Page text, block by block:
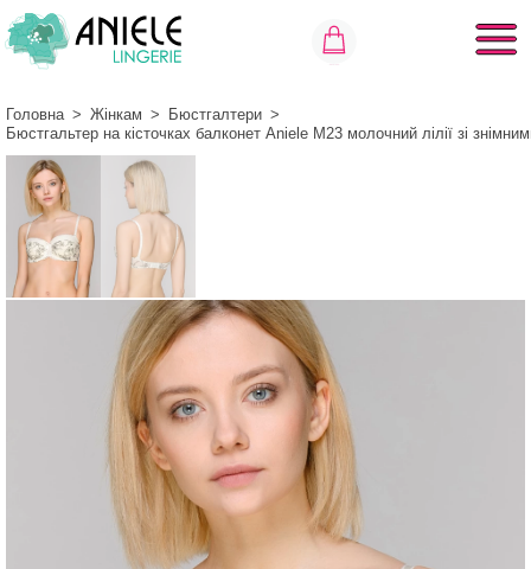
Головна > Жінкам > Бюстгалтери >
Бюстгальтер на кісточках балконет Aniele М23 молочний лілії зі